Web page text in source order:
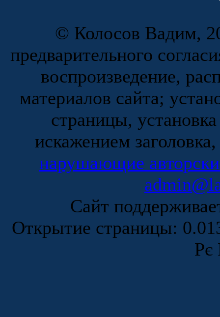
© Колосов Вадим,
предварительного
воспроизведение,
материалов сайта;
страницы,
искажением
нарушающие
Сайт
Открытие страницы:
Рє